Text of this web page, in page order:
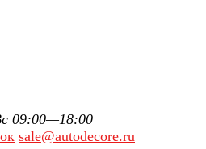
09:00—18:00
sale@autodecore.ru